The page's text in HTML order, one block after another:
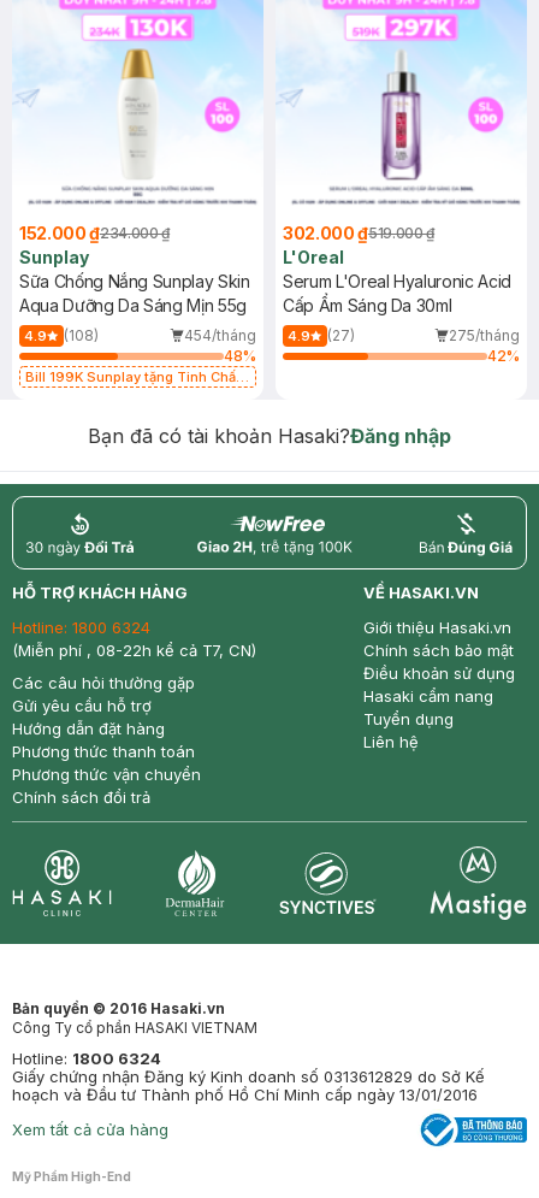
152.000 ₫234.000 ₫
Sunplay
Sữa Chống Nắng Sunplay Skin
Aqua Dưỡng Da Sáng Mịn 55g
4.9 (108)
454/tháng
48%
Bill 199K Sunplay tặng Tinh Chất
302.000 ₫519.000 ₫
L'Oreal
Serum L'Oreal Hyaluronic Acid
Cấp Ẩm Sáng Da 30ml
4.9 (27)
275/tháng
42%
Bạn đã có tài khoản Hasaki?Đăng nhập
return nowfree price
HỖ TRỢ KHÁCH HÀNG
Hotline: 1800 6324
(Miễn phí , 08-22h kể cả T7, CN)
Các câu hỏi thường gặp
Gửi yêu cầu hỗ trợ
Hướng dẫn đặt hàng
Phương thức thanh toán
Phương thức vận chuyển
Chính sách đổi trả
VỀ HASAKI.VN
Giới thiệu Hasaki.vn
Chính sách bảo mật
Điều khoản sử dụng
Hasaki cẩm nang
Tuyển dụng
Liên hệ
Bản quyền © 2016 Hasaki.vn
Công Ty cổ phần HASAKI VIETNAM
Hotline: 1800 6324
Giấy chứng nhận Đăng ký Kinh doanh số 0313612829 do Sở Kế
hoạch và Đầu tư Thành phố Hồ Chí Minh cấp ngày 13/01/2016
Xem tất cả cửa hàng
Mỹ Phẩm High-End